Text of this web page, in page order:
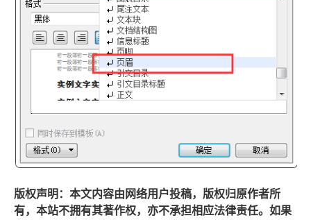
版权声明：本文内容由网络用户投稿，版权归原作者所
有，本站不拥有其著作权，亦不承担相应法律责任。如果